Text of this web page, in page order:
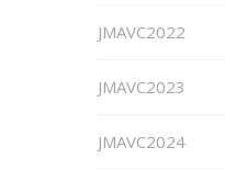
JMAVC2022
JMAVC2023
JMAVC2024